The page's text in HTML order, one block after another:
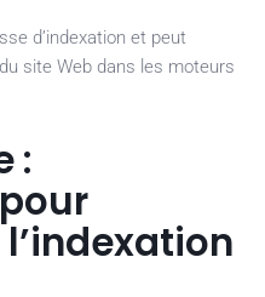
d’indexation et peut
site Web dans les moteurs
: